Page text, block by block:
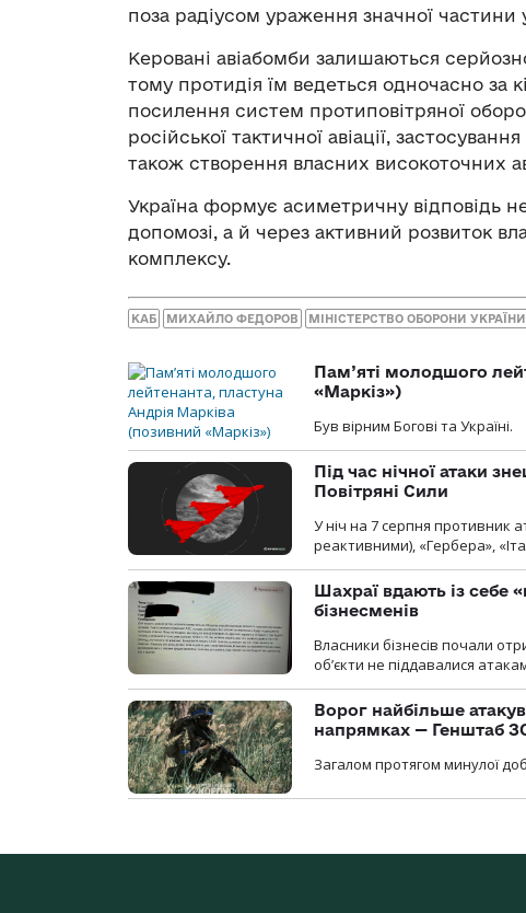
поза радіусом ураження значної частини
Керовані авіабомби залишаються
тому протидія їм ведеться одночасно за
посилення систем протиповітряної
російської тактичної авіації,
також створення власних високоточних
Україна формує асиметричну відповідь
допомозі, а й через активний розвиток
комплексу.
КАБ МИХАЙЛО ФЕДОРОВ МІНІСТЕРСТВО ОБОРОНИ УКРАЇНИ
Пам’яті молодшого
«Маркіз»)
Був вірним Богові та Україні.
Під час нічної атаки
Повітряні Сили
У ніч на 7 серпня противник
реактивними), «Гербера»,
Шахраї вдають із себе
бізнесменів
Власники бізнесів почали
об’єкти не піддавалися
Ворог найбільше
напрямках — Генштаб
Загалом протягом минулої